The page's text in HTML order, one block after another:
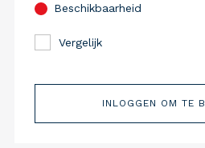
Beschikbaarheid
Vergelijk
INLOGGEN OM TE